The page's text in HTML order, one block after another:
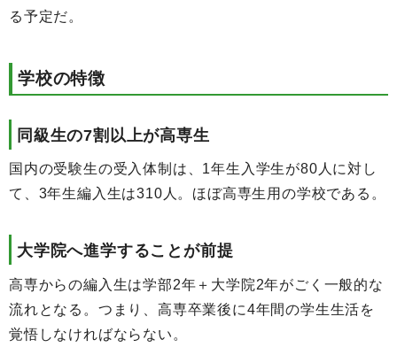
る予定だ。
学校の特徴
同級生の7割以上が高専生
国内の受験生の受入体制は、1年生入学生が80人に対し
て、3年生編入生は310人。ほぼ高専生用の学校である。
大学院へ進学することが前提
高専からの編入生は学部2年＋大学院2年がごく一般的な
流れとなる。つまり、高専卒業後に4年間の学生生活を
覚悟しなければならない。